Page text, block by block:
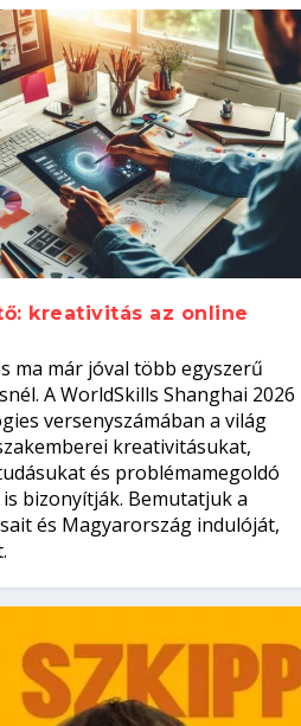
ATS-barát
augusztus. 5.| Munka
használják
2026. augusztus. 4.| Kvíz
az egyetemi
augusztus. 4.| Iskolák
verseny
| 2026. augusztus. 3.| Mi leszek?
kreativitás az online
ma már jóval több egyszerű
A WorldSkills Shanghai 2026
versenyszámában a világ
kreativitásukat,
és problémamegoldó
bizonyítják. Bemutatjuk a
és Magyarország indulóját,